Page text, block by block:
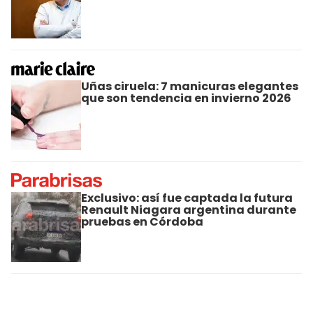
Uñas ciruela: 7 manicuras elegantes
que son tendencia en invierno 2026
Exclusivo: así fue captada la futura
Renault Niagara argentina durante
pruebas en Córdoba